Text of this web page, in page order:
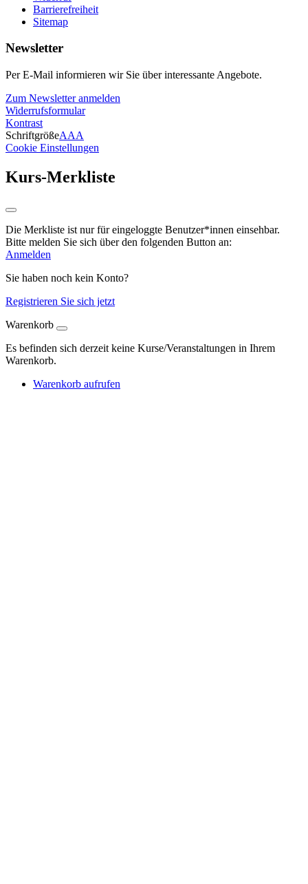
Barrierefreiheit
Sitemap
Newsletter
Per E-Mail informieren wir Sie über interessante Angebote.
Zum Newsletter anmelden
Widerrufsformular
Kontrast
SchriftgrößeAAA
Cookie Einstellungen
Kurs-Merkliste
Die Merkliste ist nur für eingeloggte Benutzer*innen einsehbar.
Bitte melden Sie sich über den folgenden Button an:
Anmelden
Sie haben noch kein Konto?
Registrieren Sie sich jetzt
Warenkorb
Es befinden sich derzeit keine Kurse/Veranstaltungen in Ihrem
Warenkorb.
Warenkorb aufrufen